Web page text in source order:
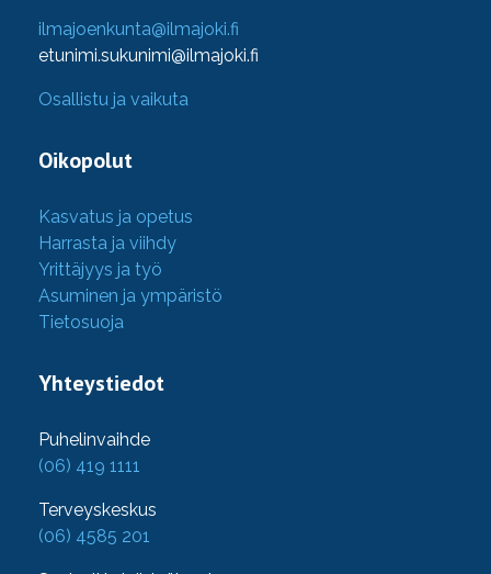
ilmajoenkunta@ilmajoki.fi
etunimi.sukunimi@ilmajoki.fi
Osallistu ja vaikuta
Oikopolut
Kasvatus ja opetus
Harrasta ja viihdy
Yrittäjyys ja työ
Asuminen ja ympäristö
Tietosuoja
Yhteystiedot
Puhelinvaihde
(06) 419 1111
Terveyskeskus
(06) 4585 201